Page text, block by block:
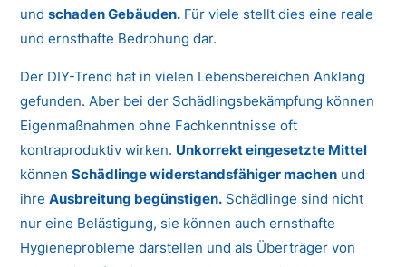
undschaden Gebäuden. Für viele stellt dies eine reale
und ernsthafte Bedrohung dar.
Der DIY-Trend hat in vielen Lebensbereichen Anklang
gefunden. Aber bei der Schädlingsbekämpfung können
Eigenmaßnahmen ohne Fachkenntnisse oft
kontraproduktiv wirken. Unkorrekt eingesetzte Mittel
könnenSchädlinge widerstandsfähiger machen und
ihreAusbreitung begünstigen. Schädlinge sind nicht
nur eine Belästigung, sie können auch ernsthafte
Hygieneprobleme darstellen und als Überträger von